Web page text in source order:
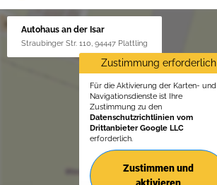
Autohaus an der Isar
Straubinger Str. 110, 94447 Plattling
Zustimmung erforderlich
Für die Aktivierung der Karten- und
Navigationsdienste ist Ihre
Zustimmung zu den
Datenschutzrichtlinien vom
Drittanbieter Google LLC
erforderlich.
Zustimmen und